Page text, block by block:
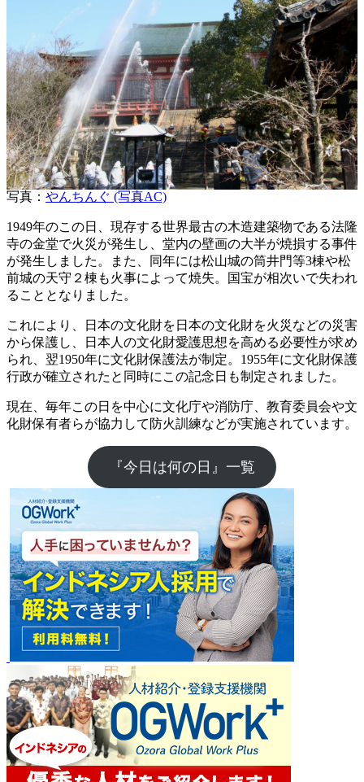
写真： やんちんぐ (写真AC)
1949年のこの日、現存する世界最古の木造建築物である法隆
寺の金堂で火災が発生し、堂内の壁画の大半が焼損する事件
が発生しました。また、同年には松山城の筒井門等3棟や松
前城の天守２棟も火事によって焼失。国宝が相次いで失われ
ることとなりました。
これにより、日本の文化財を日本の文化財を火災などの災害
から保護し、日本人の文化財愛護思想を高める必要性が求め
られ、翌1950年に文化財保護法が制定。1955年に文化財保護
行政が確立されたと同時にこの記念日も制定されました。
現在、毎年この日を中心に文化庁や消防庁、教育委員会や文
化財保有者らが協力して防火訓練などが実施されています。
『今日は何の日』一覧